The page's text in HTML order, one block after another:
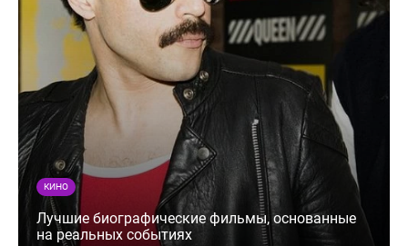
КИНО
Лучшие биографические фильмы, основанные
на реальных событиях